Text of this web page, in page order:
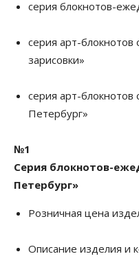
серия блокнотов-
серия арт-блокнотов
зарисовки»
серия арт-блокнотов
Петербург»
№1
Серия блокнотов-
Петербург»
Розничная цена
Описание изделия и